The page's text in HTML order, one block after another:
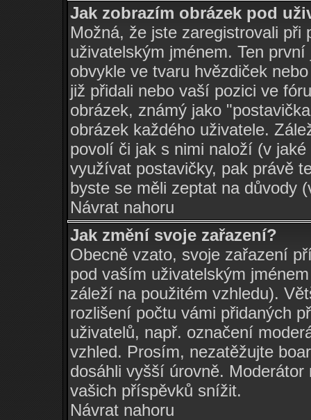
Jak zobrazím obrázek pod
Možná, že jste zaregistrovali
uživatelským jménem. Ten
obvykle ve tvaru hvězdiček
již přidali nebo vaší pozici ve
obrázek, známý jako
obrázek každého uživatele.
povolí či jak s nimi naloží (v
využívat postavičky, pak právě
byste se měli zeptat na důvody
Návrat nahoru
Jak změní svoje zařazení?
Obecně vzato, svoje zařazení
pod vaším uživatelským
záleží na použitém vzhledu).
rozlišení počtu vámi přidaných
uživatelů, např. označení
vzhled. Prosím, nezatěžujte
dosáhli vyšší úrovně.
vašich příspěvků snížit.
Návrat nahoru